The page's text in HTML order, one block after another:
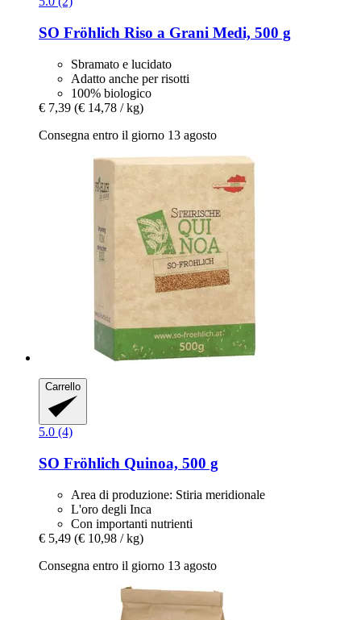
SO Fröhlich Riso a Grani Medi, 500 g
Sbramato e lucidato
Adatto anche per risotti
100% biologico
€ 7,39 (€ 14,78 / kg)
Consegna entro il giorno 13 agosto
Carrello
5.0 (4)
SO Fröhlich Quinoa, 500 g
Area di produzione: Stiria meridionale
L'oro degli Inca
Con importanti nutrienti
€ 5,49 (€ 10,98 / kg)
Consegna entro il giorno 13 agosto